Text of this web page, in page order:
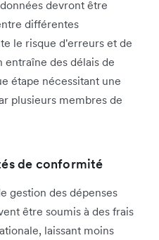
devront être
différentes
le risque d'erreurs et de
des délais de
étape nécessitant une
plusieurs membres de
de conformité
gestion des dépenses
être soumis à des frais
laissant moins